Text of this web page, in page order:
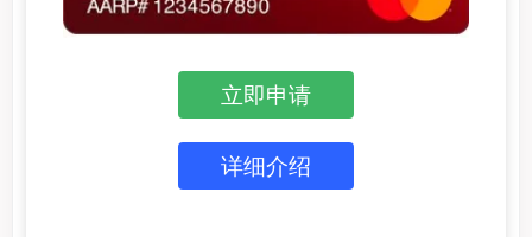
立即申请
详细介绍